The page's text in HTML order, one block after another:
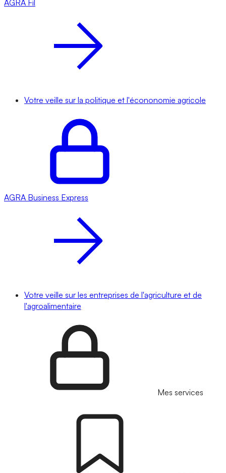
AGRA Fil
Votre veille sur la politique et l'écononomie agricole
AGRA Business Express
Votre veille sur les entreprises de l'agriculture et de
l'agroalimentaire
Mes services